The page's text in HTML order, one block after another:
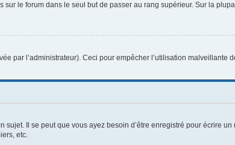
sur le forum dans le seul but de passer au rang supérieur. Sur la
par l’administrateur). Ceci pour empêcher l’utilisation malveillante
Il se peut que vous ayez besoin d’être enregistré pour écrire
etc.